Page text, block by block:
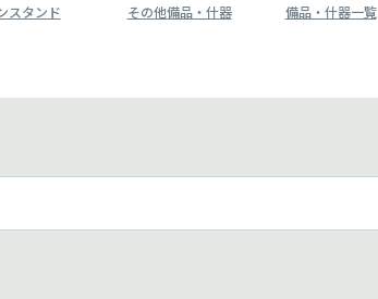
スタンド その他備品・什器 備品・什器一覧